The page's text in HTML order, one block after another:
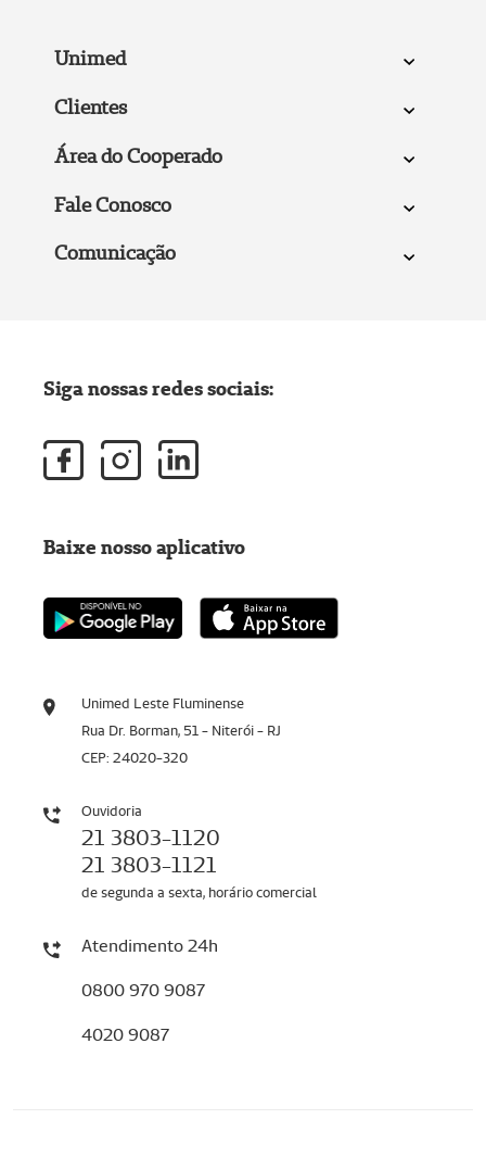
Unimed
Clientes
Área do Cooperado
Fale Conosco
Comunicação
Unimed Leste Fluminense
Rua Dr. Borman, 51 - Niterói - RJ
CEP: 24020-320
Ouvidoria
21 3803-1120
21 3803-1121
de segunda a sexta, horário comercial
Atendimento 24h
0800 970 9087
4020 9087
Siga nossas redes sociais:
Baixe nosso aplicativo